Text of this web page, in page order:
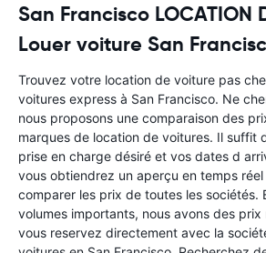
San Francisco LOCATION
Louer voiture San
Trouvez votre location de voiture pas
voitures express à San Francisco. Ne
nous proposons une comparaison des
marques de location de voitures. Il suffit
prise en charge désiré et vos dates d
vous obtiendrez un aperçu en temps
comparer les prix de toutes les sociétés.
volumes importants, nous avons des prix
vous reservez directement avec la